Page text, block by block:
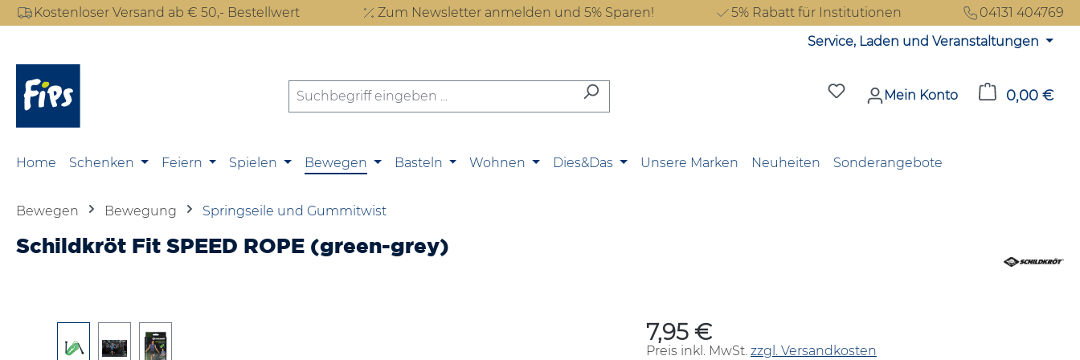
Hauptinhalt springen
Zur Suche springen
Zur Hauptnavigation springen
Kostenloser Versand ab € 50,- Bestellwert Zum Newsletter anmelden und 5% Sparen! 5% Rabatt für Institutionen
04131 404769
Service, Laden und Veranstaltungen
Du hast 0 Produkte auf dem
Mein Konto 0,00 €
Home Schenken Feiern Spielen Bewegen Basteln Wohnen Dies&Das Unsere Marken Neuheiten Sonderangebote
Bewegen Bewegung Springseile und Gummitwist
Schildkröt Fit SPEED ROPE (green-grey)
Bildergalerie überspringen Regulärer Preis:
7,95 €
Preis inkl. MwSt. zzgl. Versandkosten